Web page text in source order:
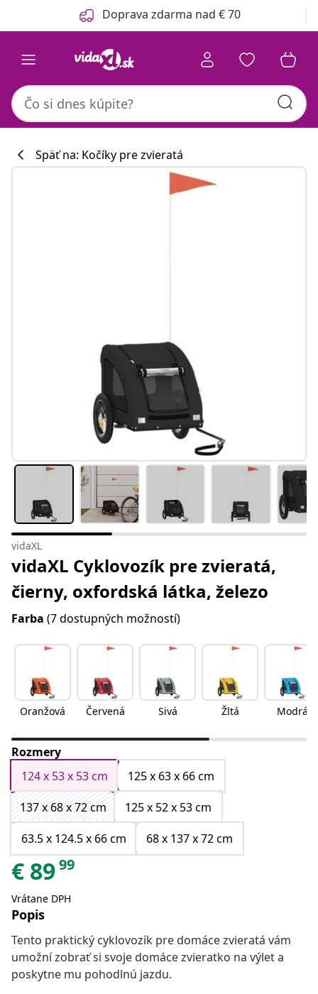
Predchádzajúce Doprava zdarma nad € 70
Späť na: Kočíky pre zvieratá
vidaXL
vidaXL Cyklovozík pre zvieratá,
čierny, oxfordská látka, železo
Farba (7 dostupných možností)
Oranžová Červená Sivá Žltá Modrá
Rozmery
124 x 53 x 53 cm
125 x 63 x 66 cm
137 x 68 x 72 cm
125 x 52 x 53 cm
63.5 x 124.5 x 66 cm
68 x 137 x 72 cm
€ 8999
Vrátane DPH
Popis
Tento praktický cyklovozík pre domáce zvieratá vám
umožní zobrať si svoje domáce zvieratko na výlet a
poskytne mu pohodlnú jazdu.